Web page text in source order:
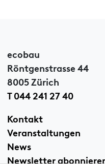
ecobau
Röntgenstrasse 44
8005 Zürich
T 044 241 27 40
Kontakt
Veranstaltungen
News
Newsletter